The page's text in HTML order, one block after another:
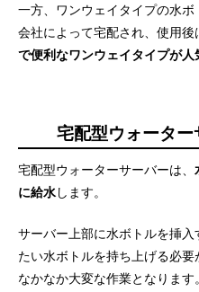
一方、ワンウェイタイプの水
会社によって宅配され、使用後
で便利なワンウェイタイプが人
宅配型ウォータ
宅配型ウォーターサーバーは、
に給水します。
サーバー上部に水ボトルを挿
たい水ボトルを持ち上げる必
なかなか大変な作業となります。